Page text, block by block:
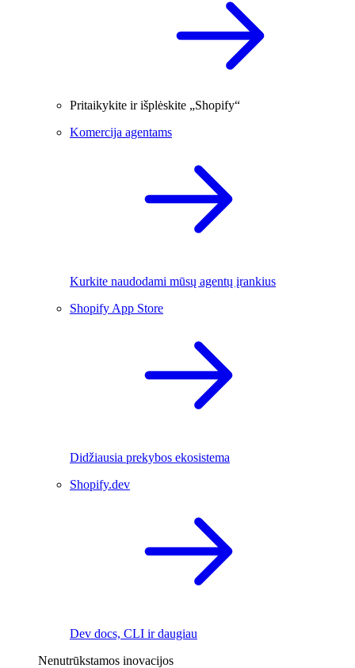
Pritaikykite ir išplėskite „Shopify“
Komercija agentams
Kurkite naudodami mūsų agentų įrankius
Shopify App Store
Didžiausia prekybos ekosistema
Shopify.dev
Dev docs, CLI ir daugiau
Nenutrūkstamos inovacijos